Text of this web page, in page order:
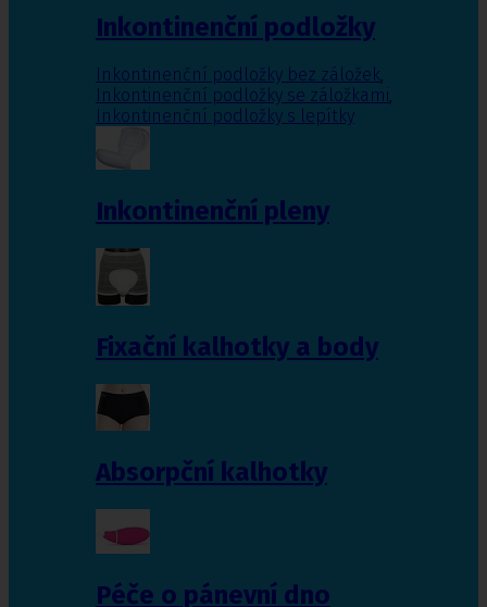
Inkontinenční podložky
Inkontinenční podložky bez záložek,
Inkontinenční podložky se záložkami,
Inkontinenční podložky s lepítky
Inkontinenční pleny
Fixační kalhotky a body
Absorpční kalhotky
Péče o pánevní dno